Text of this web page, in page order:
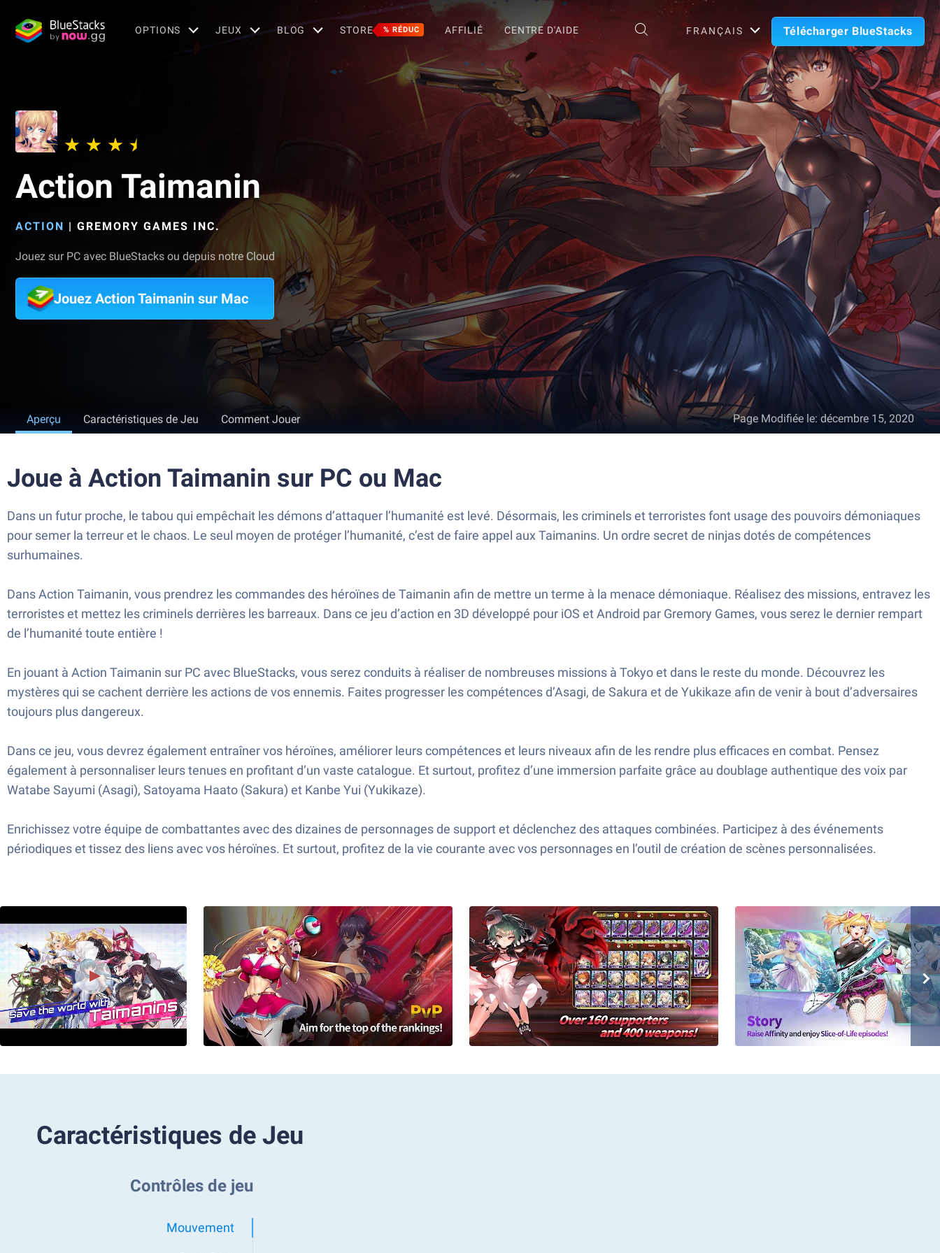
OPTIONS JEUX BLOG STORE % RÉDUC AFFILIÉ CENTRE D'AIDE FRANÇAIS Télécharger BlueStacks
Action Taimanin
ACTION | GREMORY GAMES INC.
Jouez sur PC avec BlueStacks ou depuis notre Cloud
Jouez Action Taimanin sur Mac
Aperçu Caractéristiques de Jeu Comment Jouer Page Modifiée le: décembre 15, 2020
Joue à Action Taimanin sur PC ou Mac
Dans un futur proche, le tabou qui empêchait les démons d’attaquer l’humanité est levé. Désormais, les criminels et terroristes font usage des pouvoirs démoniaques
pour semer la terreur et le chaos. Le seul moyen de protéger l’humanité, c’est de faire appel aux Taimanins. Un ordre secret de ninjas dotés de compétences
surhumaines.
Dans Action Taimanin, vous prendrez les commandes des héroïnes de Taimanin afin de mettre un terme à la menace démoniaque. Réalisez des missions, entravez les
terroristes et mettez les criminels derrières les barreaux. Dans ce jeu d’action en 3D développé pour iOS et Android par Gremory Games, vous serez le dernier rempart
de l’humanité toute entière !
En jouant à Action Taimanin sur PC avec BlueStacks, vous serez conduits à réaliser de nombreuses missions à Tokyo et dans le reste du monde. Découvrez les
mystères qui se cachent derrière les actions de vos ennemis. Faites progresser les compétences d’Asagi, de Sakura et de Yukikaze afin de venir à bout d’adversaires
toujours plus dangereux.
Dans ce jeu, vous devrez également entraîner vos héroïnes, améliorer leurs compétences et leurs niveaux afin de les rendre plus efficaces en combat. Pensez
également à personnaliser leurs tenues en profitant d’un vaste catalogue. Et surtout, profitez d’une immersion parfaite grâce au doublage authentique des voix par
Watabe Sayumi (Asagi), Satoyama Haato (Sakura) et Kanbe Yui (Yukikaze).
Enrichissez votre équipe de combattantes avec des dizaines de personnages de support et déclenchez des attaques combinées. Participez à des événements
périodiques et tissez des liens avec vos héroïnes. Et surtout, profitez de la vie courante avec vos personnages en l’outil de création de scènes personnalisées.
Caractéristiques de Jeu
Contrôles de jeu
Mouvement